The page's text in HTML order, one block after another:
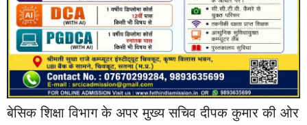
बेसिक शिक्षा विभाग के अपर मुख्य सचिव दीपक कुमार की ओर